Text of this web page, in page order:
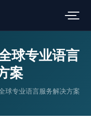
球专业语言
案
球专业语言服务解决方案